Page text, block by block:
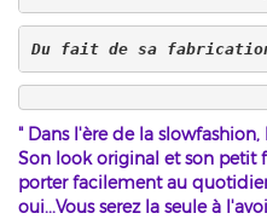
Du fait de sa
" Dans l'ère de la
Son look original et son petit
porter facilement au
oui...Vous serez la seule à